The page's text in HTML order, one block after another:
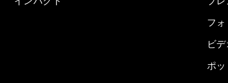
フ
ビ
ポッ